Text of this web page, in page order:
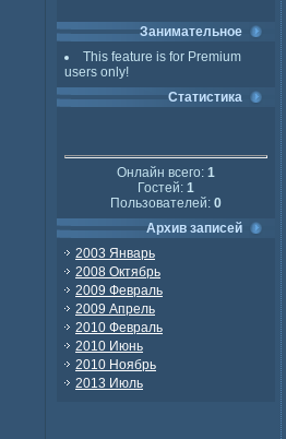
Занимательное
This feature is for Premium
users only!
Статистика
Онлайн всего: 1
Гостей: 1
Пользователей: 0
Архив записей
2003 Январь
2008 Октябрь
2009 Февраль
2009 Апрель
2010 Февраль
2010 Июнь
2010 Ноябрь
2013 Июль